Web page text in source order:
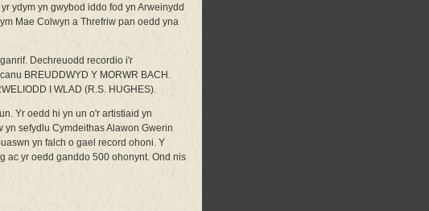
ydym yn gwybod iddo fod yn Arweinydd
Mae Colwyn a Threfriw pan oedd yna
Dechreuodd recordio i'r
BREUDDWYD Y MORWR BACH.
I WLAD (R.S. HUGHES).
Yr oedd hi yn un o'r artistiaid yn
sefydlu Cymdeithas Alawon Gwerin
yn falch o gael record ohoni. Y
ac yr oedd ganddo 500 ohonynt. Ond nis